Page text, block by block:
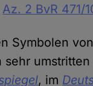
Az. 2 BvR 471/
Symbolen
, im